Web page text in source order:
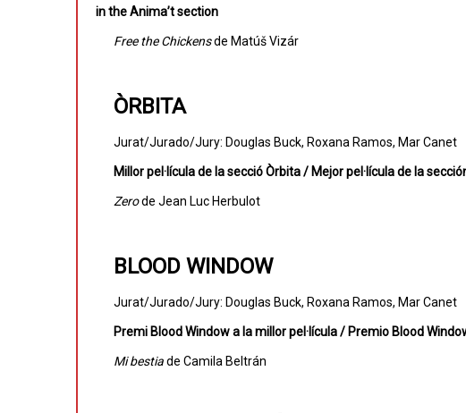
in the Anima’t section
Free the Chickensde Matúš Vizár
ÒRBITA
Jurat/Jurado/Jury: Douglas Buck, Roxana Ramos, Mar Canet
Millor pel·lícula de la secció Òrbita / Mejor pel·lícula de la
Zerode Jean Luc Herbulot
BLOOD WINDOW
Jurat/Jurado/Jury: Douglas Buck, Roxana Ramos, Mar Canet
Premi Blood Window a la millor pel·lícula / Premio Blood
Mi bestiade Camila Beltrán